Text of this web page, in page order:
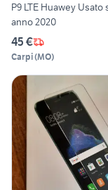
P9 LTE Huawey Usato
anno 2020
45 €
Carpi(MO)